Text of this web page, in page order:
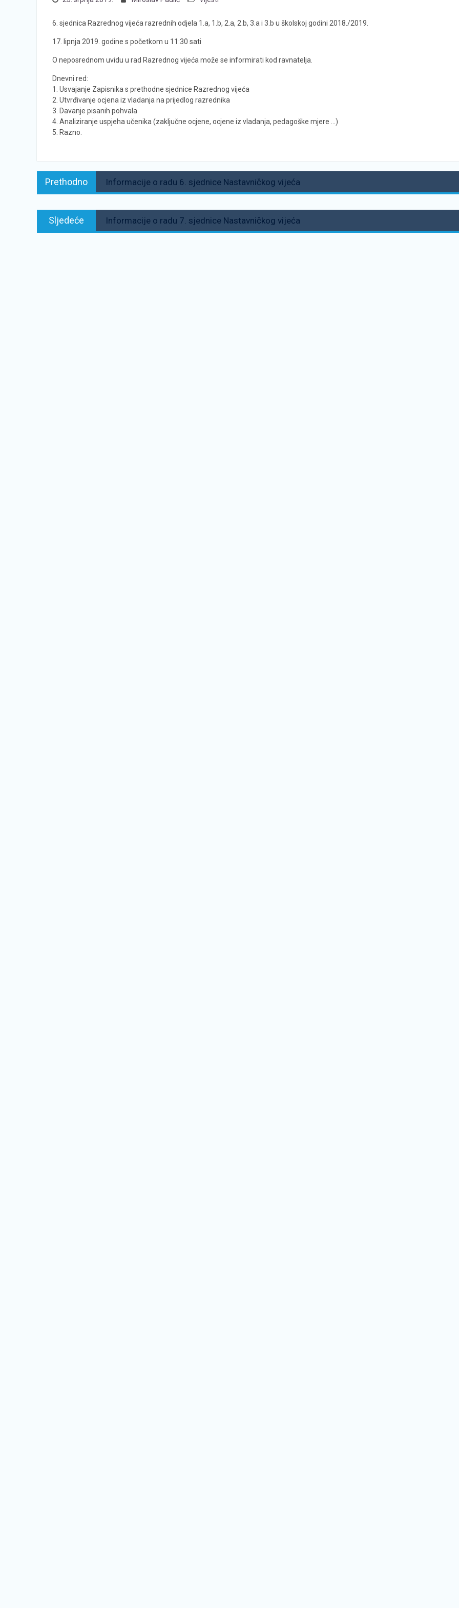
6. sjednica Razrednog vijeća razrednih odjela 1.a, 1.b, 2.a, 2.b, 3.a i 3.b u školskoj godini 2018./2019.
17. lipnja 2019. godine s početkom u 11:30 sati
O neposrednom uvidu u rad Razrednog vijeća može se informirati kod ravnatelja.
Dnevni red:
1. Usvajanje Zapisnika s prethodne sjednice Razrednog vijeća
2. Utvrđivanje ocjena iz vladanja na prijedlog razrednika
3. Davanje pisanih pohvala
4. Analiziranje uspjeha učenika (zaključne ocjene, ocjene iz vladanja, pedagoške mjere …)
5. Razno.
Navigacija
objava
Prethodno Prethodno:
Informacije o radu 6. sjednice Nastavničkog vijeća
Sljedeće Sljedeće:
Informacije o radu 7. sjednice Nastavničkog vijeća